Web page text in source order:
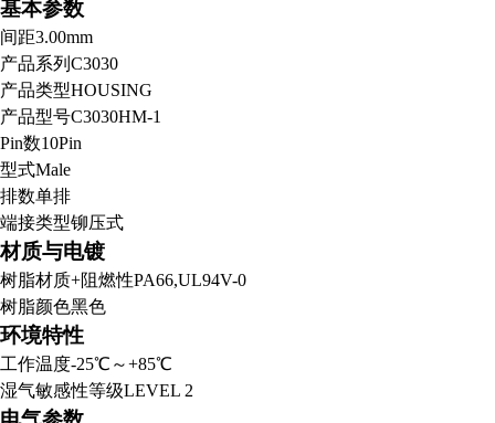
基本参数
间距3.00mm
产品系列 C3030
产品类型HOUSING
产品型号C3030HM-1
Pin数10Pin
型式Male
排数单排
端接类型铆压式
材质与电镀
树脂材质+阻燃性PA66,UL94V-0
树脂颜色黑色
环境特性
工作温度-25℃～+85℃
湿气敏感性等级LEVEL 2